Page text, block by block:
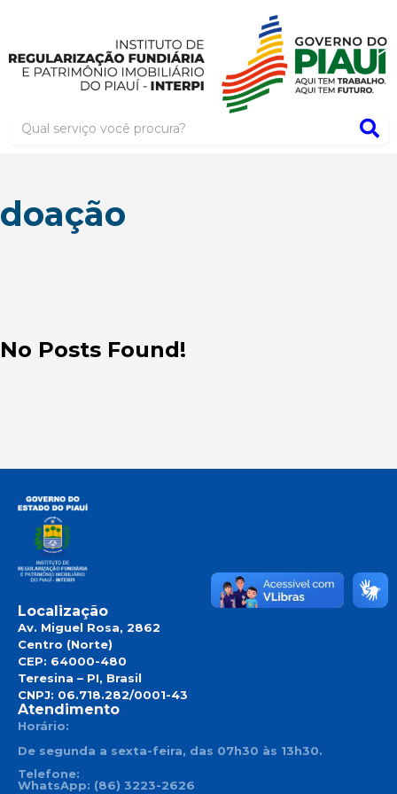
doação
No Posts Found!
Localização
Av. Miguel Rosa, 2862
Centro (Norte)
CEP: 64000-480
Teresina – PI, Brasil
CNPJ: 06.718.282/0001-43
Atendimento
Horário:
De segunda a sexta-feira, das 07h30 às 13h30.
Telefone:
WhatsApp: (86) 3223-2626